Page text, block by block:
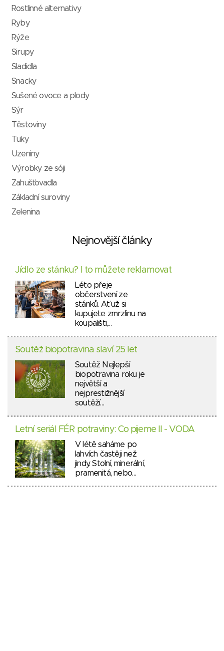
Rostlinné alternativy
Ryby
Rýže
Sirupy
Sladidla
Snacky
Sušené ovoce a plody
Sýr
Těstoviny
Tuky
Uzeniny
Výrobky ze sóji
Zahušťovadla
Základní suroviny
Zelenina
Nejnovější články
Jídlo ze stánku? I to můžete reklamovat
Léto přeje
občerstvení ze
stánků. Ať už si
kupujete zmrzlinu na
koupališti,…
Soutěž biopotravina slaví 25 let
Soutěž Nejlepší
biopotravina roku je
největší a
nejprestižnější
soutěží…
Letní seriál FÉR potraviny: Co pijeme II - VODA
V létě saháme po
lahvích častěji než
jindy. Stolní, minerální,
pramenitá, nebo…